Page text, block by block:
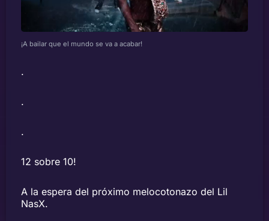
¡A bailar que el mundo se va a acabar!
.
.
.
12 sobre 10!
A la espera del próximo melocotonazo del Lil
NasX.